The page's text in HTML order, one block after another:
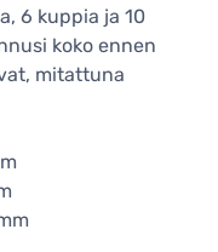
6 kuppia ja 10
koko ennen
mitattuna